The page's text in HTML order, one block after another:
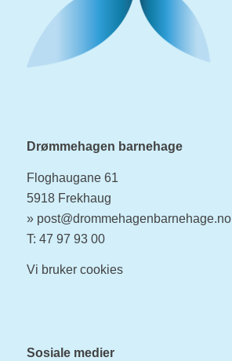
Drømmehagen barnehage
Floghaugane 61
5918 Frekhaug
» post@drommehagenbarnehage.no
T: 47 97 93 00
Vi bruker cookies
Sosiale medier